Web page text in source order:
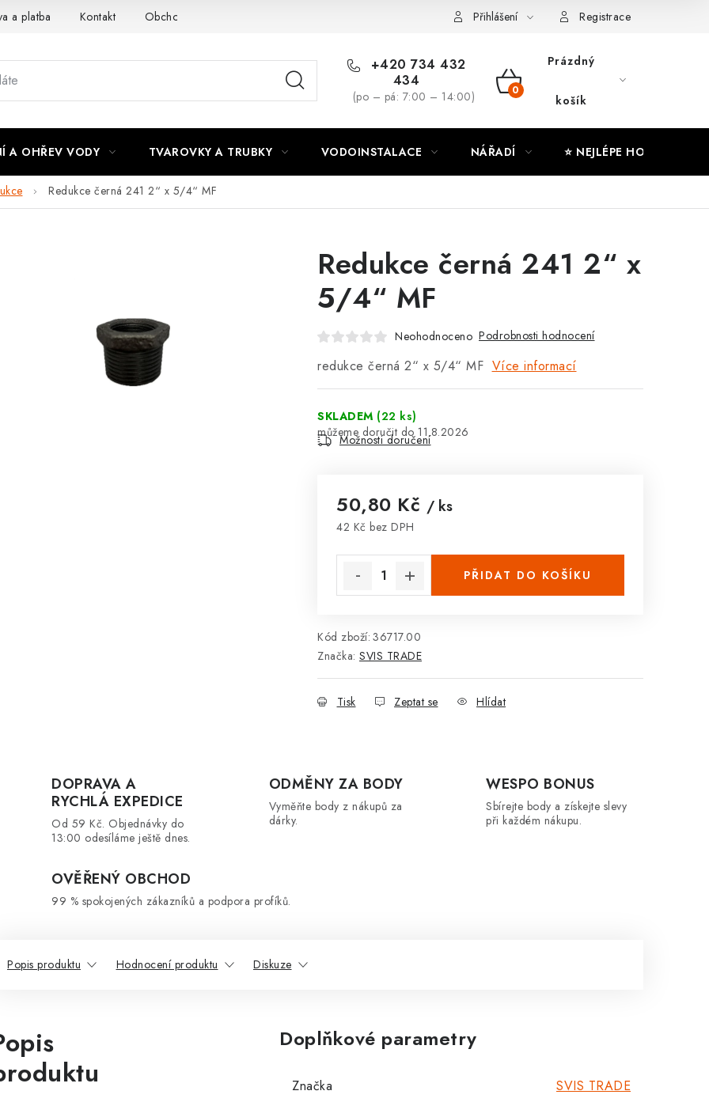
a platba Kontakt Obchodní podmínky Moje objednávka
Přihlášení Registrace
+420 734 432
434
(po – pá: 7:00 – 14:00)
NÁKUPNÍ
Prázdný
košík
A OHŘEV VODY TVAROVKY A TRUBKY VODOINSTALACE NÁŘADÍ ⭐ NEJLÉPE HODNOCENÉ
Redukce černá 241 2“ x 5/4“ MF
Redukce černá 241 2“ x
5/4“ MF
Neohodnoceno Podrobnosti hodnocení
redukce černá 2“ x 5/4“ MF Více informací
SKLADEM (22 ks)
11.8.2026
Možnosti doručení
50,80 Kč / ks
42 Kč bez DPH
PŘIDAT DO KOŠÍKU
Kód zboží: 36717.00
Značka: SVIS TRADE
Tisk Zeptat se Hlídat
DOPRAVA A
RYCHLÁ EXPEDICE
Od 59 Kč. Objednávky do
13:00 odesíláme ještě dnes.
ODMĚNY ZA BODY
Vyměňte body z nákupů za
dárky.
WESPO BONUS
Sbírejte body a získejte slevy
při každém nákupu.
OVĚŘENÝ OBCHOD
99 % spokojených zákazníků a podpora profíků.
Popis produktu Hodnocení produktu Diskuze
Doplňkové parametry
Značka SVIS TRADE